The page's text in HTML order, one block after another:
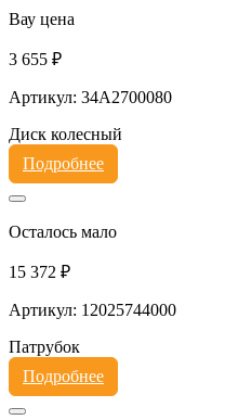
Вау цена
3 655 ₽
Артикул: 34A2700080
Диск колесный
Подробнее
Осталось мало
15 372 ₽
Артикул: 12025744000
Патрубок
Подробнее